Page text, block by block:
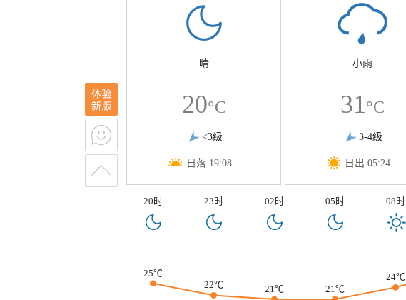
晴
20°C
<3级
日落 19:08
小雨
31°C
3-4级
日出 05:24
20时 23时 02时 05时 08时
25℃
22℃
21℃ 21℃
24℃